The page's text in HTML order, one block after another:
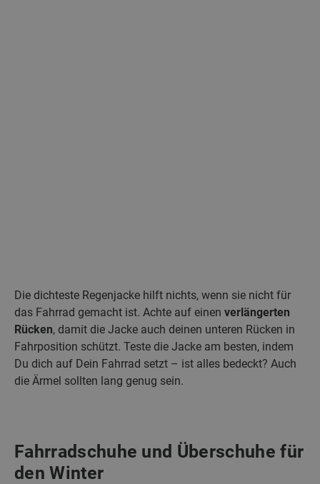
Die dichteste Regenjacke hilft nichts, wenn sie nicht für
das Fahrrad gemacht ist. Achte auf einen verlängerten
Rücken, damit die Jacke auch deinen unteren Rücken in
Fahrposition schützt. Teste die Jacke am besten, indem
Du dich auf Dein Fahrrad setzt – ist alles bedeckt? Auch
die Ärmel sollten lang genug sein.
Fahrradschuhe und Überschuhe für
den Winter